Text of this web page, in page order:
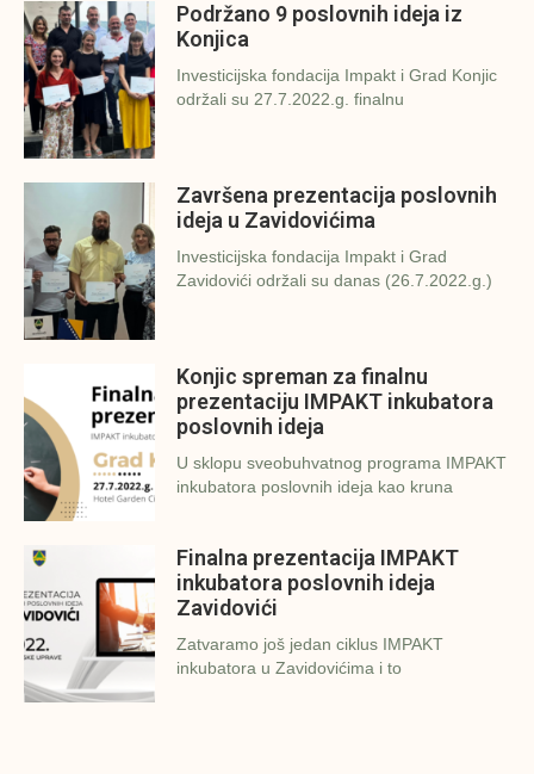
Podržano 9 poslovnih ideja iz
Konjica
Investicijska fondacija Impakt i Grad Konjic
održali su 27.7.2022.g. finalnu
Završena prezentacija poslovnih
ideja u Zavidovićima
Investicijska fondacija Impakt i Grad
Zavidovići održali su danas (26.7.2022.g.)
Konjic spreman za finalnu
prezentaciju IMPAKT inkubatora
poslovnih ideja
U sklopu sveobuhvatnog programa IMPAKT
inkubatora poslovnih ideja kao kruna
Finalna prezentacija IMPAKT
inkubatora poslovnih ideja
Zavidovići
Zatvaramo još jedan ciklus IMPAKT
inkubatora u Zavidovićima i to